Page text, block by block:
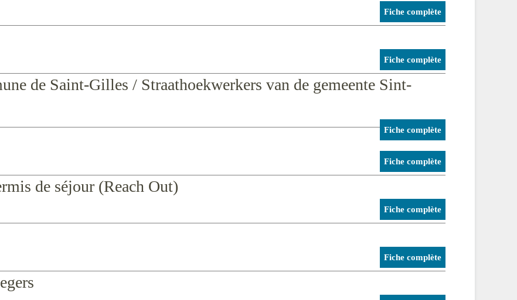
Fiche complète
Fiche complète
de Saint-Gilles / Straathoekwerkers van de gemeente Sint-
Fiche complète
Fiche complète
de séjour (Reach Out)
Fiche complète
Fiche complète